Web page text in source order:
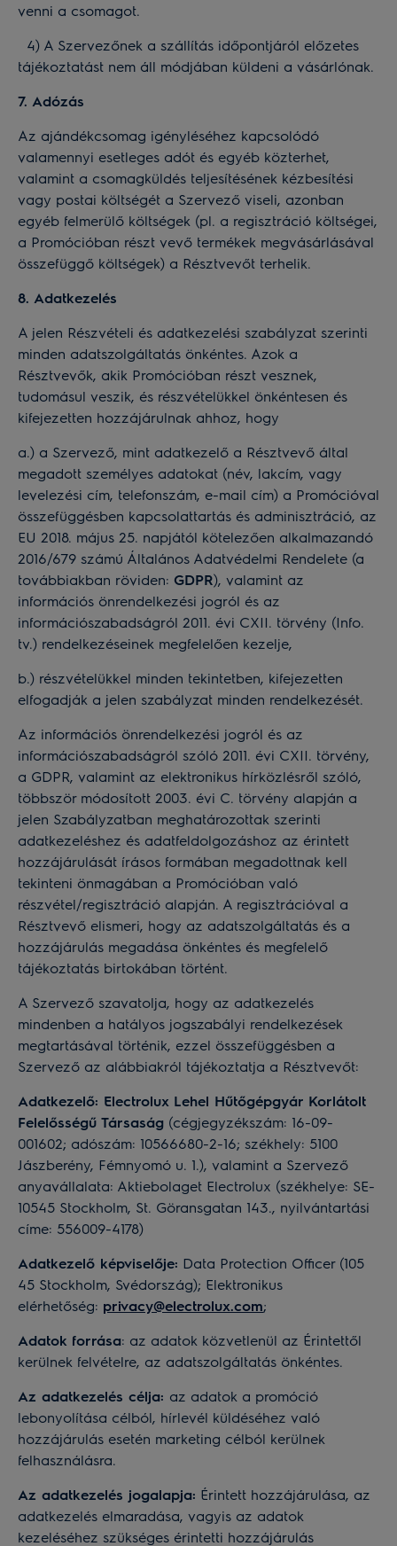
venni a csomagot.
4) A Szervezőnek a szállítás időpontjáról előzetes
tájékoztatást nem áll módjában küldeni a vásárlónak.
7. Adózás
Az ajándékcsomag igényléséhez kapcsolódó
valamennyi esetleges adót és egyéb közterhet,
valamint a csomagküldés teljesítésének kézbesítési
vagy postai költségét a Szervező viseli, azonban
egyéb felmerülő költségek (pl. a regisztráció költségei,
a Promócióban részt vevő termékek megvásárlásával
összefüggő költségek) a Résztvevőt terhelik.
8. Adatkezelés
A jelen Részvételi és adatkezelési szabályzat szerinti
minden adatszolgáltatás önkéntes. Azok a
Résztvevők, akik Promócióban részt vesznek,
tudomásul veszik, és részvételükkel önkéntesen és
kifejezetten hozzájárulnak ahhoz, hogy
a.) a Szervező, mint adatkezelő a Résztvevő által
megadott személyes adatokat (név, lakcím, vagy
levelezési cím, telefonszám, e-mail cím) a Promócióval
összefüggésben kapcsolattartás és adminisztráció, az
EU 2018. május 25. napjától kötelezően alkalmazandó
2016/679 számú Általános Adatvédelmi Rendelete (a
továbbiakban röviden: GDPR), valamint az
információs önrendelkezési jogról és az
információszabadságról 2011. évi CXII. törvény (Info.
tv.) rendelkezéseinek megfelelően kezelje,
b.) részvételükkel minden tekintetben, kifejezetten
elfogadják a jelen szabályzat minden rendelkezését.
Az információs önrendelkezési jogról és az
információszabadságról szóló 2011. évi CXII. törvény,
a GDPR, valamint az elektronikus hírközlésről szóló,
többször módosított 2003. évi C. törvény alapján a
jelen Szabályzatban meghatározottak szerinti
adatkezeléshez és adatfeldolgozáshoz az érintett
hozzájárulását írásos formában megadottnak kell
tekinteni önmagában a Promócióban való
részvétel/regisztráció alapján. A regisztrációval a
Résztvevő elismeri, hogy az adatszolgáltatás és a
hozzájárulás megadása önkéntes és megfelelő
tájékoztatás birtokában történt.
A Szervező szavatolja, hogy az adatkezelés
mindenben a hatályos jogszabályi rendelkezések
megtartásával történik, ezzel összefüggésben a
Szervező az alábbiakról tájékoztatja a Résztvevőt:
Adatkezelő: Electrolux Lehel Hűtőgépgyár Korlátolt
Felelősségű Társaság (cégjegyzékszám: 16-09-
001602; adószám: 10566680-2-16; székhely: 5100
Jászberény, Fémnyomó u. 1.), valamint a Szervező
anyavállalata: Aktiebolaget Electrolux (székhelye: SE-
10545 Stockholm, St. Göransgatan 143., nyilvántartási
címe: 556009-4178)
Adatkezelő képviselője: Data Protection Officer (105
45 Stockholm, Svédország); Elektronikus
elérhetőség: privacy@electrolux.com;
Adatok forrása: az adatok közvetlenül az Érintettől
kerülnek felvételre, az adatszolgáltatás önkéntes.
Az adatkezelés célja: az adatok a promóció
lebonyolítása célból, hírlevél küldéséhez való
hozzájárulás esetén marketing célból kerülnek
felhasználásra.
Az adatkezelés jogalapja: Érintett hozzájárulása, az
adatkezelés elmaradása, vagyis az adatok
kezeléséhez szükséges érintetti hozzájárulás